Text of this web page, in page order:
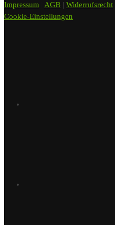
Impressum | AGB | Widerrufsrecht
Cookie-Einstellungen